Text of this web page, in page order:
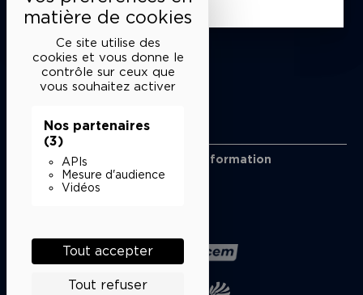
Ce site utilise des
cookies et vous donne le
contrôle sur ceux que
vous souhaitez activer
Nos partenaires
(3)
APIs
Mesure d'audience
Vidéos
Tout accepter
Tout refuser
Mentions légales
Conditions générales de vente
Cookies
Restons en lien
Inscrivez-vous à notre lettre d’information
Suivez-nous sur les réseaux